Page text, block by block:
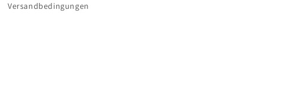
Versandbedingungen